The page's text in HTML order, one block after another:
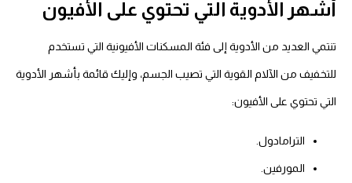
أشهر الأدوية التي تحتوي على الأفيون
تنتمي العديد من الأدوية إلى فئة المسكنات الأفيونية التي تستخدم
للتخفيف من الآلام القوية التي تصيب الجسم، وإليك قائمة بأشهر الأدوية
التي تحتوي على الأفيون:
الترامادول.
المورفين.